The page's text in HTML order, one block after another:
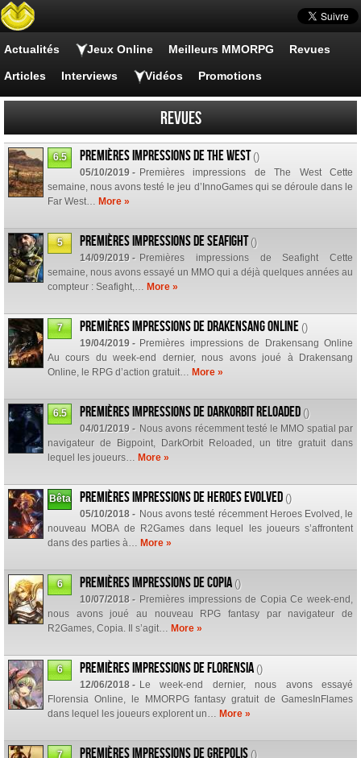
Actualités Jeux Online Meilleurs MMORPG Revues
Articles Interviews Vidéos Promotions
Revues
6.5 Premières impressions de The West ()
05/10/2019 - Premières impressions de The West Cette
semaine, nous avons testé le jeu d’InnoGames qui se déroule dans le
Far West… More »
5 Premières impressions de Seafight ()
14/09/2019 - Premières impressions de Seafight Cette
semaine, nous avons essayé un MMO qui a déjà quelques années au
compteur : Seafight,… More »
7 Premières impressions de Drakensang Online ()
19/04/2019 - Premières impressions de Drakensang Online
Au cours du week-end dernier, nous avons joué à Drakensang
Online, le RPG d’action gratuit… More »
6.5 Premières impressions de DarkOrbit Reloaded ()
04/01/2019 - Nous avons récemment testé le MMO spatial par
navigateur de Bigpoint, DarkOrbit Reloaded, un titre gratuit dans
lequel les joueurs… More »
Bêta Premières impressions de Heroes Evolved ()
05/10/2018 - Nous avons testé récemment Heroes Evolved, le
nouveau MOBA de R2Games dans lequel les joueurs s’affrontent
dans des parties à… More »
6 Premières impressions de Copia ()
10/07/2018 - Premières impressions de Copia Ce week-end,
nous avons joué au nouveau RPG fantasy par navigateur de
R2Games, Copia. Il s’agit… More »
6 Premières impressions de Florensia ()
12/06/2018 - Le week-end dernier, nous avons essayé
Florensia Online, le MMORPG fantasy gratuit de GamesInFlames
dans lequel les joueurs explorent un… More »
7 Premières impressions de Grepolis ()